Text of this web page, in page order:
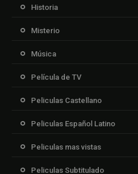
Historia
Misterio
Música
Película de TV
Peliculas Castellano
Peliculas Español Latino
Peliculas mas vistas
Peliculas Subtitulado